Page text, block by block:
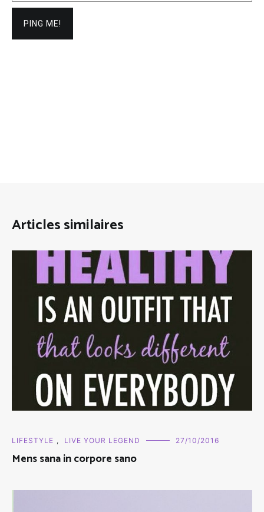
Articles similaires
LIFESTYLE , LIVE YOUR LEGEND 27/10/2016
Mens sana in corpore sano